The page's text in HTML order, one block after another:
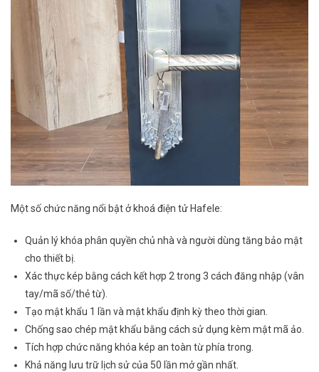
Một số chức năng nổi bật ở khoá điện tử Hafele:
Quản lý khóa phân quyền chủ nhà và người dùng tăng bảo mật
cho thiết bị.
Xác thực kép bằng cách kết hợp 2 trong 3 cách đăng nhập (vân
tay/mã số/thẻ từ).
Tạo mật khẩu 1 lần và mật khẩu định kỳ theo thời gian.
Chống sao chép mật khẩu bằng cách sử dụng kèm mật mã ảo.
Tích hợp chức năng khóa kép an toàn từ phía trong.
Khả năng lưu trữ lịch sử của 50 lần mở gần nhất.